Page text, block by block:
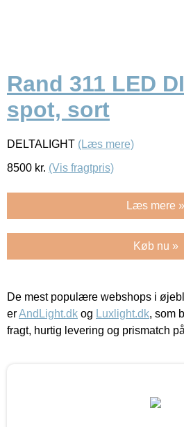
Rand 311 LED
spot, sort
DELTALIGHT (Læs mere)
8500 kr. (Vis fragtpris)
Læs mere »
Køb nu »
De mest populære webshops i
erAndLight.dk og Luxlight.dk, som
fragt, hurtig levering og prismatch